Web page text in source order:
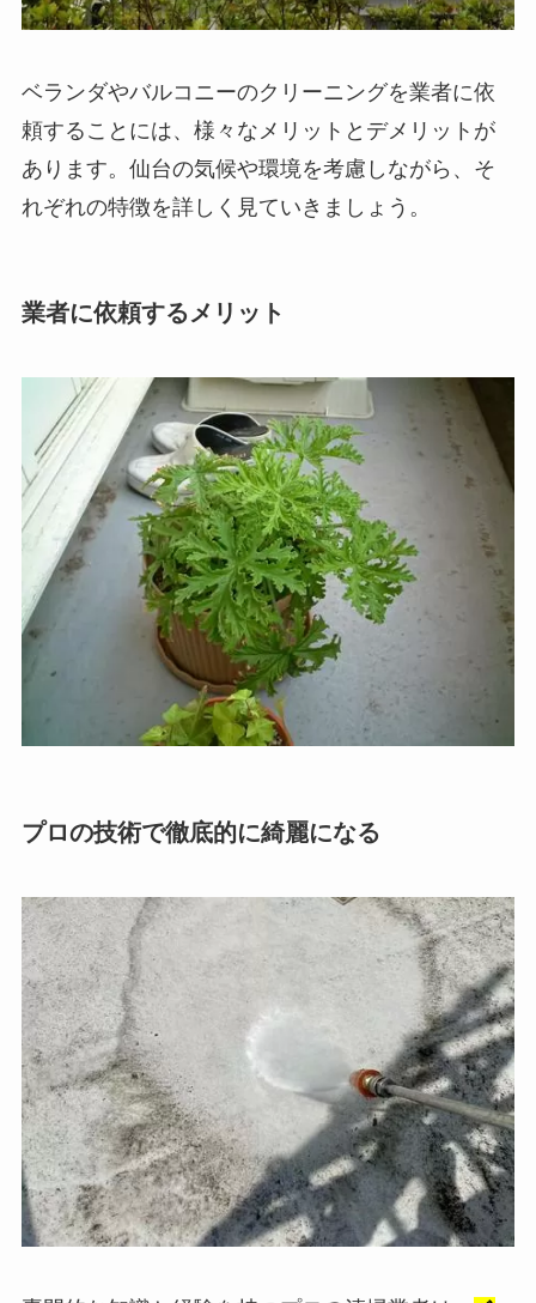
ベランダやバルコニーのクリーニングを業者に依
頼することには、様々なメリットとデメリットが
あります。仙台の気候や環境を考慮しながら、そ
れぞれの特徴を詳しく見ていきましょう。
業者に依頼するメリット
プロの技術で徹底的に綺麗になる